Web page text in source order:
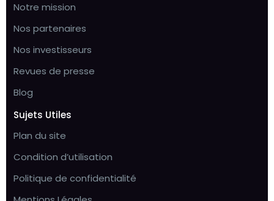
Notre mission
Nos partenaires
Nos investisseurs
Revues de presse
Blog
Sujets Utiles
Plan du site
Condition d’utilisation
Politique de confidentialité